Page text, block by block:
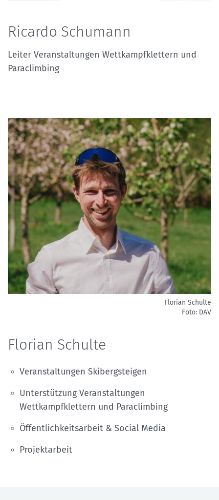
Ricardo Schumann
Leiter Veranstaltungen Wettkampfklettern und
Paraclimbing
Florian Schulte
Foto: DAV
Florian Schulte
Veranstaltungen Skibergsteigen
Unterstützung Veranstaltungen
Wettkampfklettern und Paraclimbing
Öffentlichkeitsarbeit & Social Media
Projektarbeit